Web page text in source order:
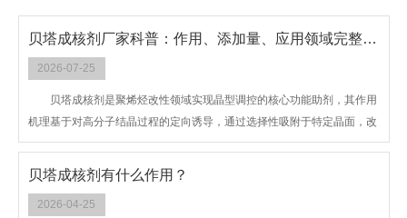
贝塔成核剂厂家科普：作用、添加量、应用领域完整说明
2026-07-25
贝塔成核剂是聚烯烃改性领域实现晶型调控的核心功能助剂，其作用
机理基于对高分子结晶过程的定向诱导，通过选择性吸附于特定晶面，改
变聚烯烃分子链的结晶路径
贝塔成核剂有什么作用？
2026-04-25